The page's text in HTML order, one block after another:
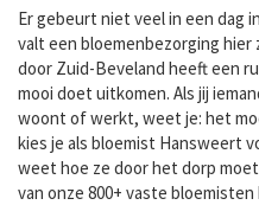
Er gebeurt niet veel in een dag
valt een bloemenbezorging hier
door Zuid-Beveland heeft een
mooi doet uitkomen. Als jij
woont of werkt, weet je: het
kies je als bloemist Hansweert
weet hoe ze door het dorp
van onze 800+ vaste